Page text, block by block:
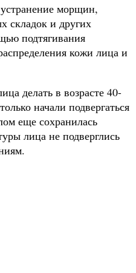
морщин,
складок и других
подтягивания
кожи лица и
делать в возрасте 40-
начали подвергаться
еще сохранилась
лица не подверглись